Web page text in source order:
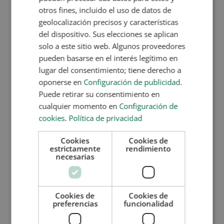
desequilibrios o necesidades especialesen los
usuarios y adaptar los entrenamientos en función
de la evolución del alumno son cualidades
esenciales para garantizar entrenamientos eficaces
y seguros.
Actitud proactiva y responsable
El monitor debe saber organizar sesiones, planificar
rutinas y reaccionar con rapidez ante imprevistos.
responsabilidades vital cuando se trata del
bienestar físico de otras personas.
Empatía y trato humano
En un gimnasio se encuentran personas con
objetivos y situaciones muy diversas: quien busca
perder peso, quien necesita recuperarse de una
lesión, quien desea ganar fuerza o simplemente
estar en forma. El monitor debe sabertratar a cada
usuario con sensibilidad
, sin juicios y con una
otros fines, incluido el uso de datos de
geolocalización precisos y características
del dispositivo. Sus elecciones se aplican
solo a este sitio web. Algunos proveedores
pueden basarse en el interés legítimo en
lugar del consentimiento; tiene derecho a
oponerse en Configuración de publicidad.
Puede retirar su consentimiento en
cualquier momento en Configuración de
cookies. Política de privacidad
Cookies
estrictamente
necesarias
Cookies de
rendimiento
Cookies de
preferencias
Cookies de
funcionalidad